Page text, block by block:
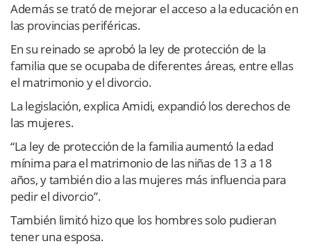
Además se trató de mejorar el acceso a la educación en
las provincias periféricas.
En su reinado se aprobó la ley de protección de la
familia que se ocupaba de diferentes áreas, entre ellas
el matrimonio y el divorcio.
La legislación, explica Amidi, expandió los derechos de
las mujeres.
“La ley de protección de la familia aumentó la edad
mínima para el matrimonio de las niñas de 13 a 18
años, y también dio a las mujeres más influencia para
pedir el divorcio”.
También limitó hizo que los hombres solo pudieran
tener una esposa.